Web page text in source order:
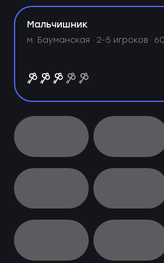
Мальчишник
м. Бауманская ·2-5 игроков ·